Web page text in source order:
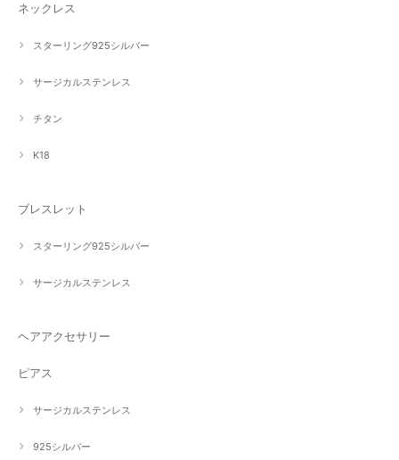
ネックレス
スターリング925シルバー
サージカルステンレス
チタン
K18
ブレスレット
スターリング925シルバー
サージカルステンレス
ヘアアクセサリー
ピアス
サージカルステンレス
925シルバー